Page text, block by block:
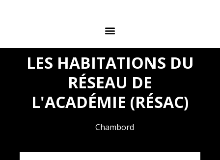
LES HABITATIONS DU
RÉSEAU DE
L'ACADÉMIE (RÉSAC)
Chambord